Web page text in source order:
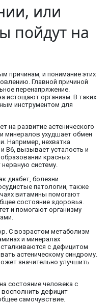
или
пойдут на
причинам, и понимание этих
Главной причиной
перенапряжение.
истощают организм. В таких
инструментом для
на развитие астенического
минералов ухудшает обмен
Например, нехватка
B6, вызывает усталость и
красных
систему.
диабет, болезни
патологии, также
витамины помогают
состояние здоровья.
и помогают организму
С возрастом метаболизм
и минералах
с дефицитом
астеническому синдрому.
значительно улучшить
состояние человека с
дефицит
самочувствие.